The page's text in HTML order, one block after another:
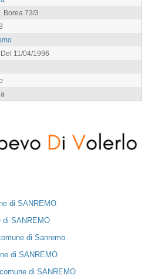
Borea 73/3
11/04/1996
di SANREMO
di SANREMO
di Sanremo
di SANREMO
di SANREMO